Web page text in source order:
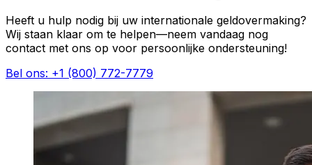
Heeft u hulp nodig bij uw internationale geldovermaking?
Wij staan klaar om te helpen—neem vandaag nog
contact met ons op voor persoonlijke ondersteuning!
Bel ons: +1 (800) 772-7779